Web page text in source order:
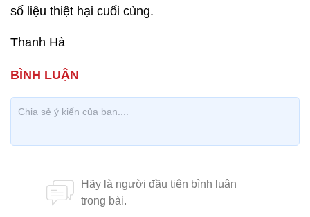
số liệu thiệt hại cuối cùng.
Thanh Hà